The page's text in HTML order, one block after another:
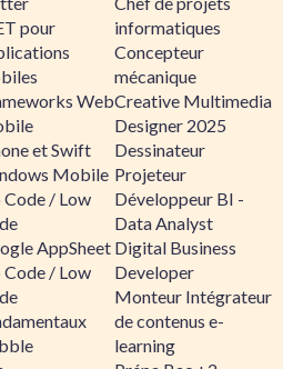
pour
Web
et Swift
Mobile
/ Low
AppSheet
/ Low
informatiques
Concepteur
mécanique
Creative Multimedia
Designer 2025
Dessinateur
Projeteur
Développeur BI -
Data Analyst
Digital Business
Developer
Monteur Intégrateur
de contenus e-
learning